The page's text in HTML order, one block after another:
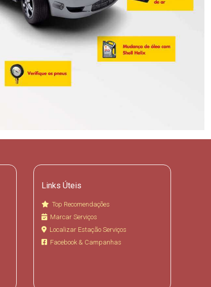
Links Úteis
Top Recomendações
Marcar Serviços
Localizar Estação Serviços
Facebook & Campanhas